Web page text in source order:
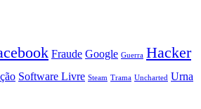
Fraude Google Guerra Hacker
Software Livre Steam Trama Uncharted Urna